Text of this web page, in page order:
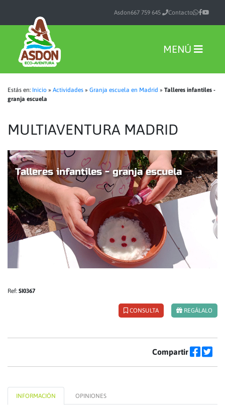
Asdon667 759 645 Contacto
MENÚ
Estás en: Inicio » Actividades » Granja escuela en Madrid » Talleres infantiles -
granja escuela
MULTIAVENTURA MADRID
Talleres infantiles - granja escuela
Ref: SI0367
CONSULTA REGÁLALO
Compartir
INFORMACIÓN OPINIONES